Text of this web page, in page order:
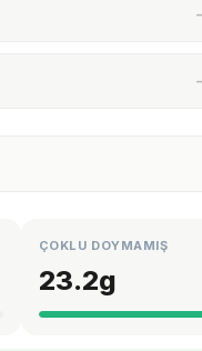
ÇOKLU DOYMAMIŞ
23.2g